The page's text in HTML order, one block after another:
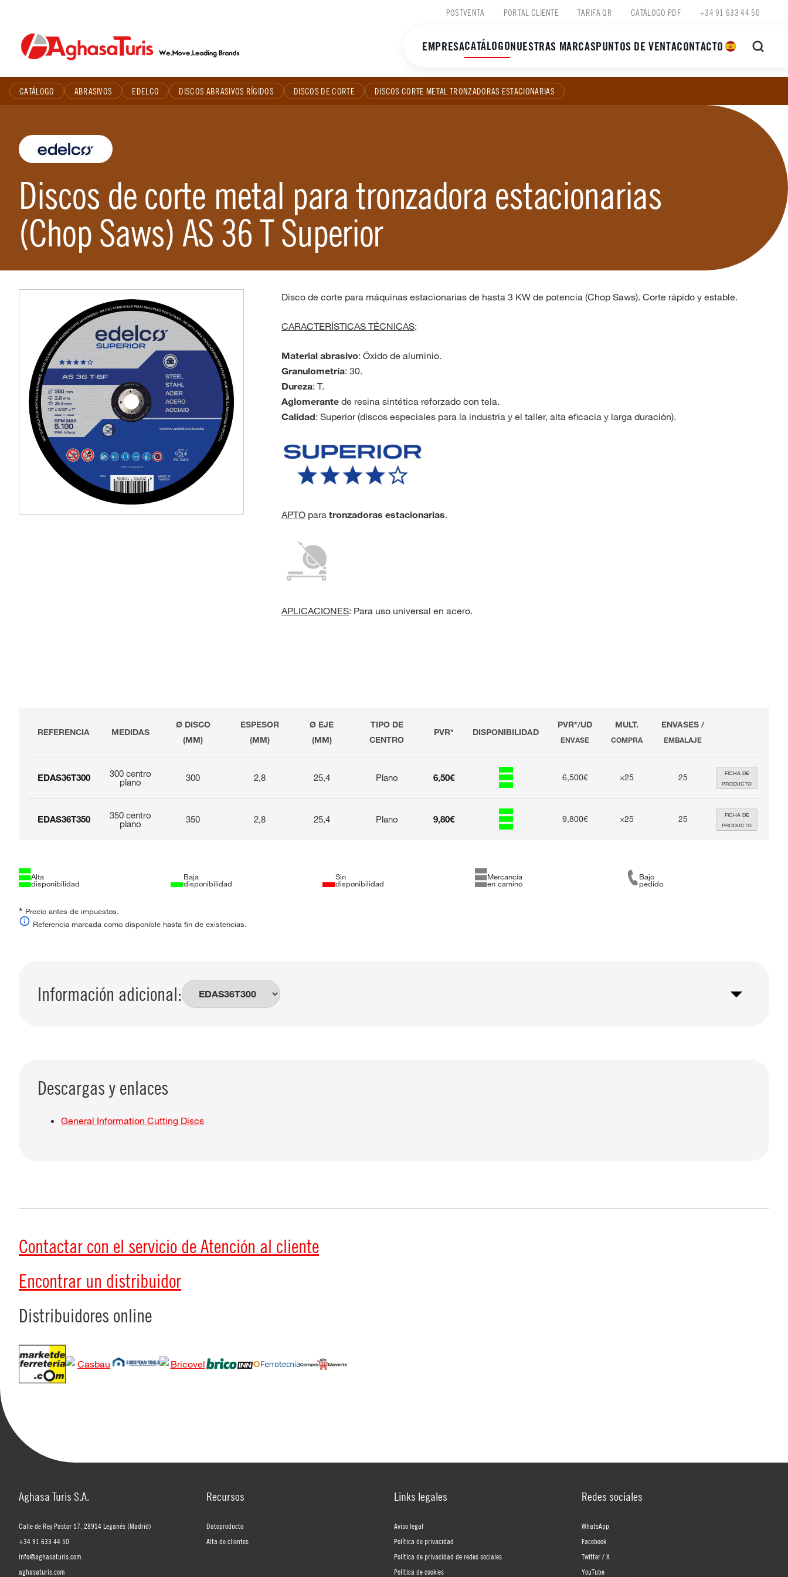
content
POSTVENTA PORTAL CLIENTE TARIFA QR CATÁLOGO PDF +34 91 633 44 50
EMPRESACATÁLOGONUESTRAS MARCASPUNTOS DE VENTACONTACTO
CATÁLOGO ABRASIVOS EDELCO DISCOS ABRASIVOS RÍGIDOS DISCOS DE CORTE DISCOS CORTE METAL TRONZADORAS ESTACIONARIAS
Discos de corte metal para tronzadora estacionarias
(Chop Saws) AS 36 T Superior
Disco de corte para máquinas estacionarias de hasta 3 KW de potencia (Chop Saws). Corte rápido y estable.
CARACTERÍSTICAS TÉCNICAS:
Material abrasivo: Óxido de aluminio.
Granulometría: 30.
Dureza: T.
Aglomerante de resina sintética reforzado con tela.
Calidad: Superior (discos especiales para la industria y el taller, alta eficacia y larga duración).
APTO para tronzadoras estacionarias.
APLICACIONES: Para uso universal en acero.
REFERENCIA MEDIDAS
Ø DISCO
(MM)
ESPESOR
(MM)
Ø EJE
(MM)
TIPO DE
CENTRO
PVR* DISPONIBILIDAD
PVR*/UD
ENVASE
MULT.
COMPRA
ENVASES /
EMBALAJE
EDAS36T300
300 centro
plano
300 2,8 25,4 Plano 6,50€ 6,500€ ×25 25
FICHA DE
PRODUCTO
EDAS36T350
350 centro
plano
350 2,8 25,4 Plano 9,80€ 9,800€ ×25 25
FICHA DE
PRODUCTO
Alta
disponibilidad
Baja
disponibilidad
Sin
disponibilidad
Mercancía
en camino
Bajo
pedido
* Precio antes de impuestos.
Referencia marcada como disponible hasta fin de existencias.
Información adicional:
Descargas y enlaces
General Information Cutting Discs
Contactar con el servicio de Atención al cliente
Encontrar un distribuidor
Distribuidores online
Aghasa Turis S.A.
Calle de Rey Pastor 17, 28914 Leganés (Madrid)
+34 91 633 44 50
info@aghasaturis.com
aghasaturis.com
Recursos
Datoproducto
Alta de clientes
Links legales
Aviso legal
Política de privacidad
Política de privacidad de redes sociales
Política de cookies
Redes sociales
WhatsApp
Facebook
Twitter / X
YouTube